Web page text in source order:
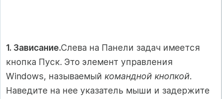
1. Зависание.Слева на Панели задач имеется
кнопка Пуск. Это элемент управления
Windows, называемый командной кнопкой.
Наведите на нее указатель мыши и задержите